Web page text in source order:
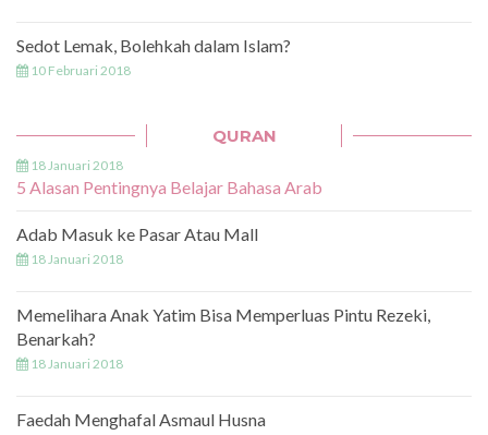
Sedot Lemak, Bolehkah dalam Islam?
10 Februari 2018
QURAN
18 Januari 2018
5 Alasan Pentingnya Belajar Bahasa Arab
Adab Masuk ke Pasar Atau Mall
18 Januari 2018
Memelihara Anak Yatim Bisa Memperluas Pintu Rezeki,
Benarkah?
18 Januari 2018
Faedah Menghafal Asmaul Husna